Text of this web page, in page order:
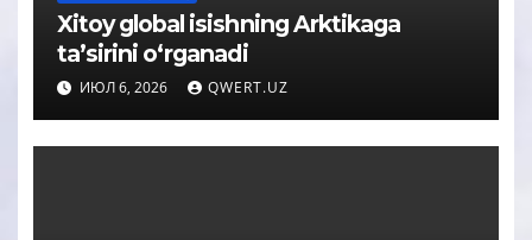
Xitoy global isishning Arktikaga
taʼsirini oʻrganadi
ИЮЛ 6, 2026 QWERT.UZ